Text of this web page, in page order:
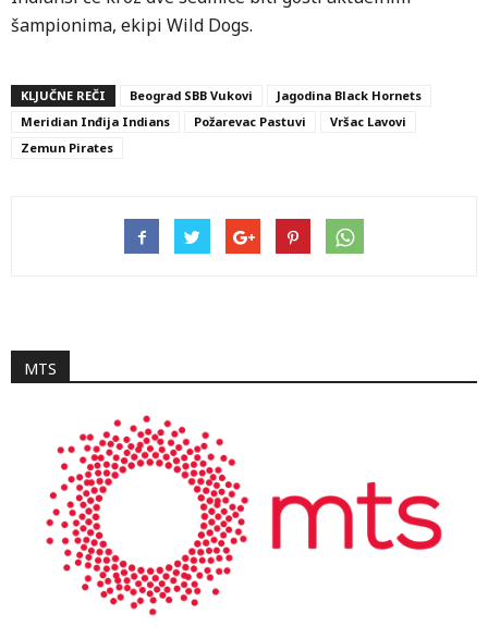
šampionima, ekipi Wild Dogs.
Prethodni Sledeći
KLJUČNE REČI Beograd SBB Vukovi
Jagodina Black Hornets
Meridian Inđija Indians
Požarevac Pastuvi
Vršac Lavovi
Zemun Pirates
MTS